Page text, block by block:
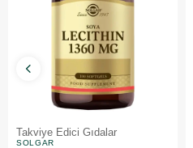
Takviye Edici Gıdalar
SOLGAR